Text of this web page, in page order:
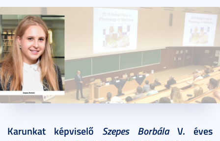
Karunkat képviselő Szepes BorbálaV. éves